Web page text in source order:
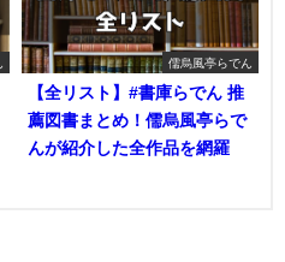
儒烏風亭らでん
【全リスト】#書庫らでん 推
薦図書まとめ！儒烏風亭らで
んが紹介した全作品を網羅